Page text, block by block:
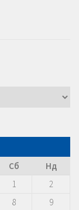
Сб
Нд
1
2
8
9